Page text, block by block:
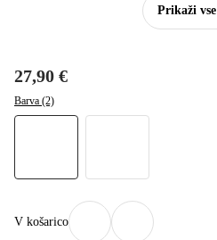
Prikaži vse
27,90 €
Barva (2)
V košarico